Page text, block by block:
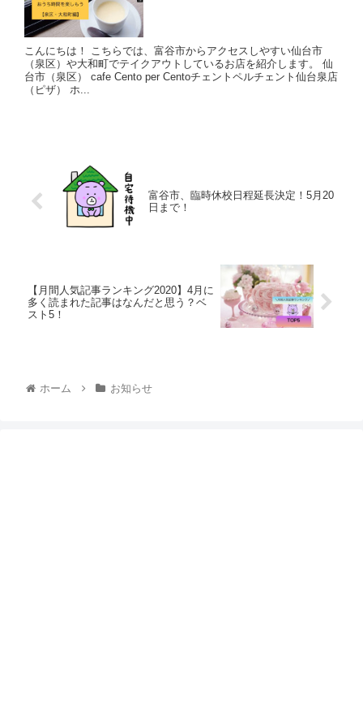
こんにちは！ こちらでは、富谷市からアクセスしやすい仙台市
（泉区）や大和町でテイクアウトしているお店を紹介します。 仙
台市（泉区） cafe Cento per Centoチェントペルチェント仙台泉店
（ピザ） ホ...
富谷市、臨時休校日程延長決定！5月20
日まで！
【月間人気記事ランキング2020】4月に
多く読まれた記事はなんだと思う？ベ
スト5！
ホーム お知らせ